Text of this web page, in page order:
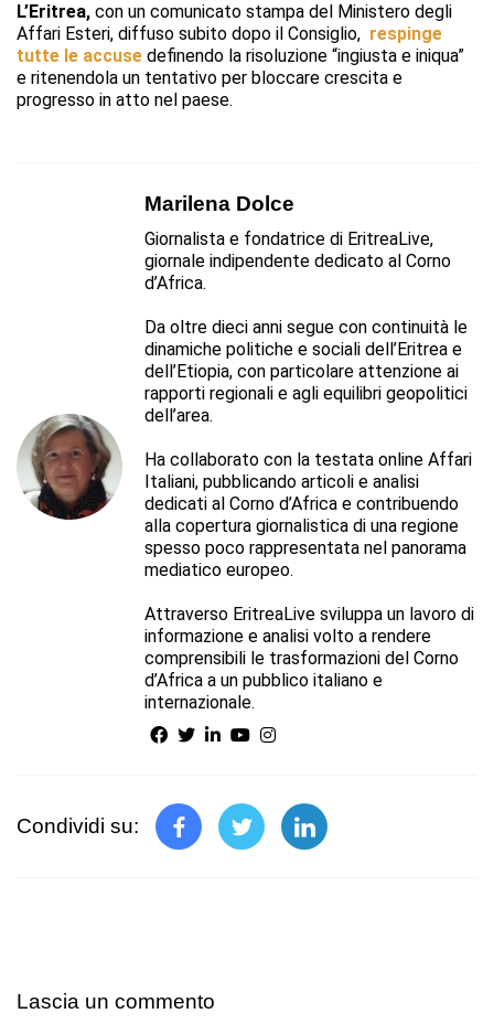
L’Eritrea, con un comunicato stampa del Ministero degli
Affari Esteri, diffuso subito dopo il Consiglio, respinge
tutte le accuse definendo la risoluzione “ingiusta e iniqua”
e ritenendola un tentativo per bloccare crescita e
progresso in atto nel paese.
Marilena Dolce
Giornalista e fondatrice di EritreaLive,
giornale indipendente dedicato al Corno
d’Africa.
Da oltre dieci anni segue con continuità le
dinamiche politiche e sociali dell’Eritrea e
dell’Etiopia, con particolare attenzione ai
rapporti regionali e agli equilibri geopolitici
dell’area.
Ha collaborato con la testata online Affari
Italiani, pubblicando articoli e analisi
dedicati al Corno d’Africa e contribuendo
alla copertura giornalistica di una regione
spesso poco rappresentata nel panorama
mediatico europeo.
Attraverso EritreaLive sviluppa un lavoro di
informazione e analisi volto a rendere
comprensibili le trasformazioni del Corno
d’Africa a un pubblico italiano e
internazionale.
Condividi su:
Lascia un commento